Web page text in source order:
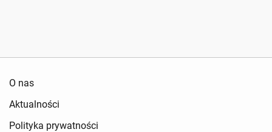
O nas
Aktualności
Polityka prywatności